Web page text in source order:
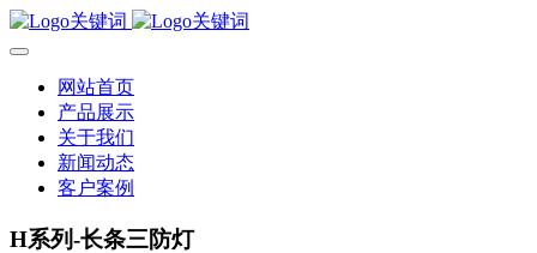
网站首页
产品展示
关于我们
新闻动态
客户案例
H系列-长条三防灯